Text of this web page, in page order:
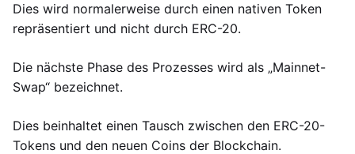
Dies wird normalerweise durch einen nativen Token
repräsentiert und nicht durch ERC-20.
Die nächste Phase des Prozesses wird als „Mainnet-
Swap“ bezeichnet.
Dies beinhaltet einen Tausch zwischen den ERC-20-
Tokens und den neuen Coins der Blockchain.